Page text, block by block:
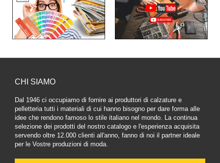
CHI SIAMO
Dal 1946 ci occupiamo di fornire ai produttori di calzature e
pelletteria tutti i materiali di cui hanno bisogno per dare forma alle
idee che rendono famoso lo stile italiano nel mondo. La continua
selezione dei prodotti del nostro catalogo e l'esperienza acquisita
servendo oltre 12.000 clienti all'anno, fanno di noi il partner ideale
per le Vostre produzioni di moda.